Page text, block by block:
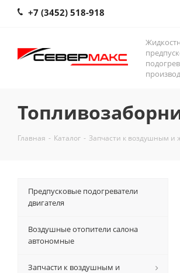
+7 (3452) 518-918
Главная - Каталог - Запчасти к воздушным и
Предпусковые подогреватели
двигателя
Воздушные отопители салона
автономные
Запчасти к воздушным и